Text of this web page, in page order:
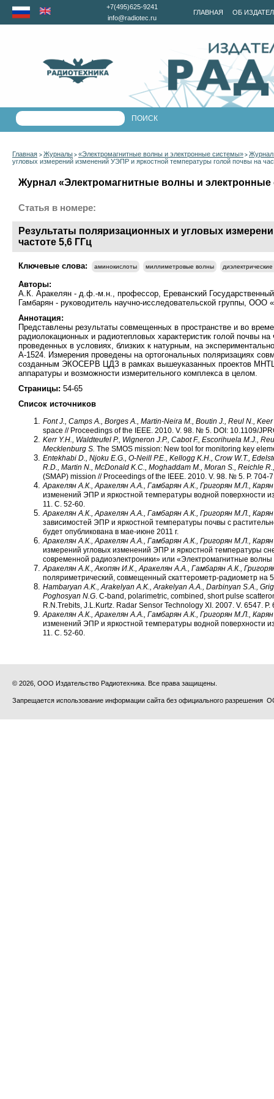
ГЛАВНАЯ ОБ
+7(495)625-9241
info@radiotec.ru
Главная > Журналы > «Электромагнитные волны и электронные системы» > Журнал
угловых измерений изменений УЭПР и яркостной температуры голой почвы на
Журнал «Электромагнитные волны и электронные
Статья в номере:
Результаты поляризационных и угловых
частоте 5,6 ГГц
Ключевые слова: аминокислоты миллиметровые волны
Авторы:
А.К. Аракелян - д.ф.-м.н., профеcсор, Ереванский
Гамбарян - руководитель научно-исследовательской группы,
Аннотация:
Представлены результаты совмещенных в пространстве и во
радиолокационных и радиотепловых характеристик голой почвы
проведенных в условиях, близких к натурным, на
А-1524. Измерения проведены на ортогональных поляризациях
созданным ЭКОСЕРВ ЦДЗ в рамках вышеуказанных проектов
аппаратуры и возможности измерительного комплекса в целом.
Страницы: 54-65
Список источников
Font J., Camps A., Borges A., Martin-Neira M., Boutin J., Reul N.,
space // Proceedings of the IEEE. 2010. V. 98. № 5. DOI: 10.1109/
Kerr Y.H., Waldteufel P., Wigneron J.P., Cabot F., Escorihuela M.J.,
Mecklenburg S. The SMOS mission: New tool for monitoring key
Entekhabi D., Njoku E.G., O-Neill P.E., Kellogg K.H., Crow W.T.,
R.D., Martin N., McDonald K.C., Moghaddam M., Moran S., Reichle
(SMAP) mission // Proceedings of the IEEE. 2010. V. 98. № 5. P. 704-
Аракелян А.К., Аракелян А.А., Гамбарян А.К., Григорян М.Л.,
изменений ЭПР и яркостной температуры водной поверхности
11. С. 52-60.
Аракелян А.К., Аракелян А.А., Гамбарян А.К., Григорян М.Л.,
зависимостей ЭПР и яркостной температуры почвы с
будет опубликована в мае-июне 2011 г.
Аракелян А.К., Аракелян А.А., Гамбарян А.К., Григорян М.Л.,
измерений угловых изменений ЭПР и яркостной температуры
современной радиоэлектроники» или «Электромагнитные
Аракелян А.К., Акопян И.К., Аракелян А.А., Гамбарян А.К.,
поляриметрический, совмещенный скаттерометр-радиометр
Hambaryan A.K., Arakelyan A.K., Arakelyan A.A., Darbinyan S.A.,
Poghosyan N.G. C-band, polarimetric, combined, short pulse
R.N.Trebits, J.L.Kurtz. Radar Sensor Technology XI. 2007. V. 6547.
Аракелян А.К., Аракелян А.А., Гамбарян А.К., Григорян М.Л.,
изменений ЭПР и яркостной температуры водной поверхности
11. С. 52-60.
© 2026, ООО Издательство Радиотехника. Все права защищены.
Запрещается использование информации сайта без официального разрешения